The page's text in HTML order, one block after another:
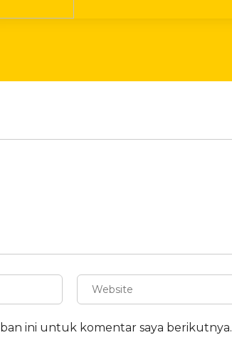
ini untuk komentar saya berikutnya.